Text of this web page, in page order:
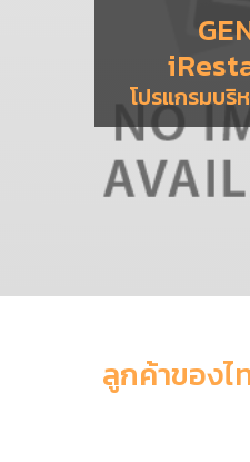
โปรแกรมบริ
ลูกค้าของ